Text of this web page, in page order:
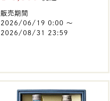
販売期間
2026/06/19 0:00 〜
2026/08/31 23:59